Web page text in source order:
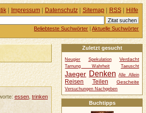
essen, trinken
Zuletzt gesucht
Neugier Spekulation Verdacht
Tarnung Wahrheit Taeuscht
Jaeger Denken Alle Allein
Reisen Teilen Gescheite
Versuchungen Nachgeben
Buchtipps
| Impressum| Datenschutz| Sitemap| RSS| Hilfe
Beliebteste Suchwörter |Aktuelle Suchwörter